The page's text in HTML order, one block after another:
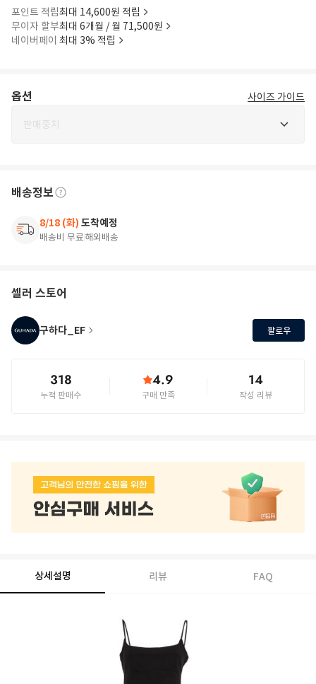
포인트 적립최대 14,600원 적립
무이자 할부최대 6개월 / 월 71,500원
네이버페이 최대 3% 적립
옵션 사이즈 가이드
판매중지
배송정보
8/18 (화) 도착예정
배송비 무료해외배송
셀러 스토어
구하다_EF 팔로우
318
누적 판매수
4.9
구매 만족
14
작성 리뷰
상세설명 리뷰 FAQ